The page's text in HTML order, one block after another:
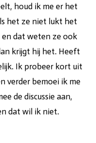
houd ik me er het
het ze niet lukt het
dat weten ze ook
krijgt hij het. Heeft
Ik probeer kort uit
verder bemoei ik me
de discussie aan,
dat wil ik niet.